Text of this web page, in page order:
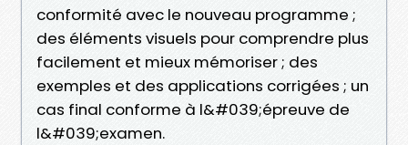
conformité avec le nouveau programme ;
des éléments visuels pour comprendre plus
facilement et mieux mémoriser ; des
exemples et des applications corrigées ; un
cas final conforme à l&#039;épreuve de
l&#039;examen.